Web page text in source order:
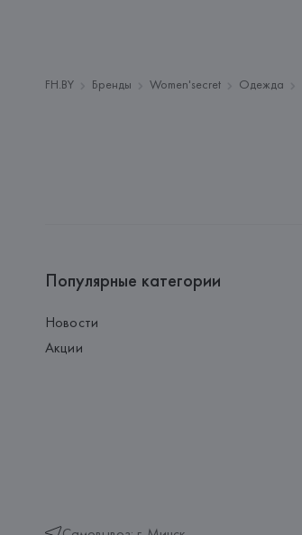
FH.BY Бренды Women'secret Одежда
Популярные категории
Новости
Акции